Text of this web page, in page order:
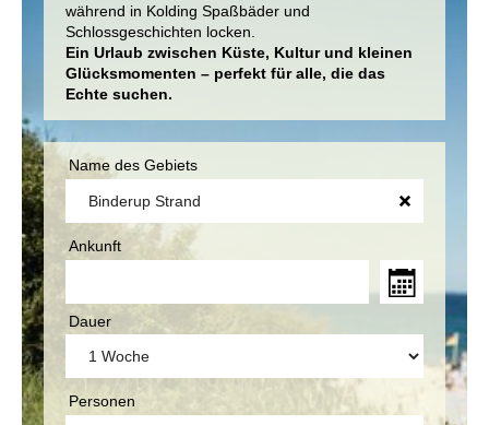
während in Kolding Spaßbäder und
Schlossgeschichten locken.
Ein Urlaub zwischen Küste, Kultur und kleinen
Glücksmomenten – perfekt für alle, die das
Echte suchen.
Name des Gebiets
Ankunft
Dauer
Personen